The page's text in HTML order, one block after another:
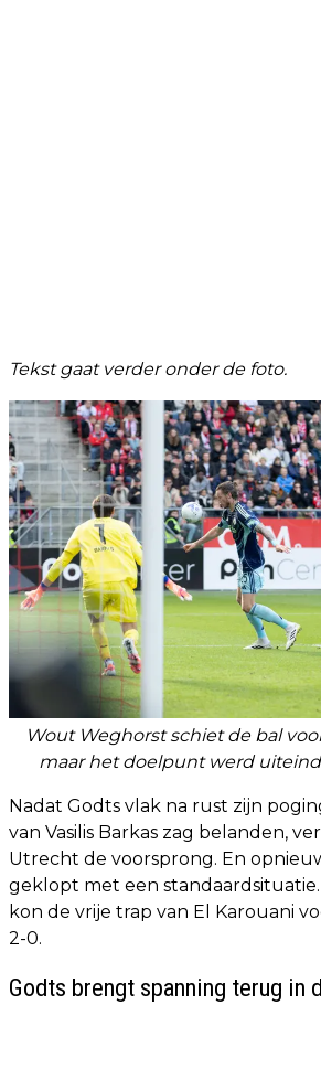
Tekst gaat verder onder de foto.
Wout Weghorst schiet de bal
maar het doelpunt werd
Nadat Godts vlak na rust zijn
van Vasilis Barkas zag belanden,
Utrecht de voorsprong. En
geklopt met een
kon de vrije trap van El Karouani
2-0.
Godts brengt spanning terug in